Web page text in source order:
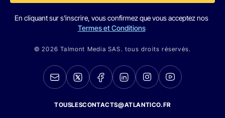
En cliquant sur s'inscrire, vous confirmez que vous acceptez nos
Termes et Conditions
© 2026 Talmont Media SAS. tous droits réservés.
TOUSLESCONTACTS@ATLANTICO.FR